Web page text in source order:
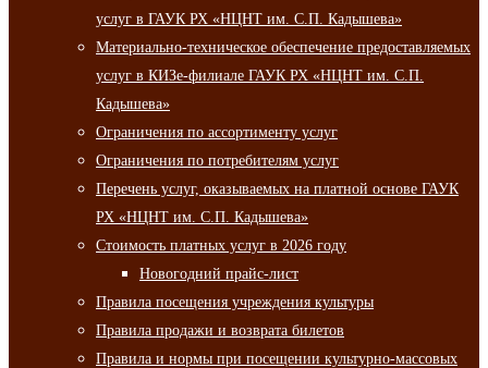
услуг в ГАУК РХ «НЦНТ им. С.П. Кадышева»
Материально-техническое обеспечение предоставляемых
услуг в КИЗе-филиале ГАУК РХ «НЦНТ им. С.П.
Кадышева»
Ограничения по ассортименту услуг
Ограничения по потребителям услуг
Перечень услуг, оказываемых на платной основе ГАУК
РХ «НЦНТ им. С.П. Кадышева»
Стоимость платных услуг в 2026 году
Новогодний прайс-лист
Правила посещения учреждения культуры
Правила продажи и возврата билетов
Правила и нормы при посещении культурно-массовых